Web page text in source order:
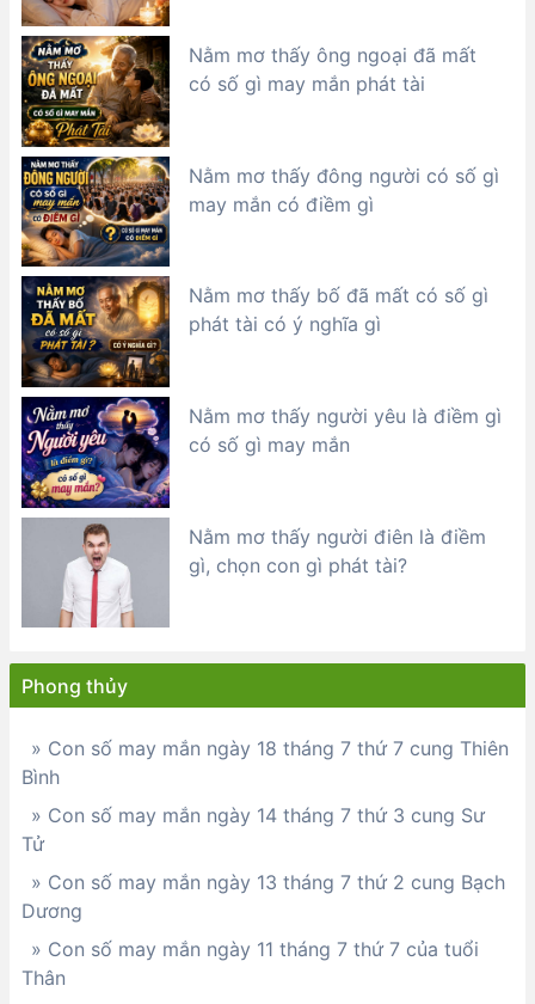
Nằm mơ thấy ông ngoại đã mất
có số gì may mắn phát tài
Nằm mơ thấy đông người có số gì
may mắn có điềm gì
Nằm mơ thấy bố đã mất có số gì
phát tài có ý nghĩa gì
Nằm mơ thấy người yêu là điềm gì
có số gì may mắn
Nằm mơ thấy người điên là điềm
gì, chọn con gì phát tài?
Phong thủy
» Con số may mắn ngày 18 tháng 7 thứ 7 cung Thiên
Bình
» Con số may mắn ngày 14 tháng 7 thứ 3 cung Sư
Tử
» Con số may mắn ngày 13 tháng 7 thứ 2 cung Bạch
Dương
» Con số may mắn ngày 11 tháng 7 thứ 7 của tuổi
Thân